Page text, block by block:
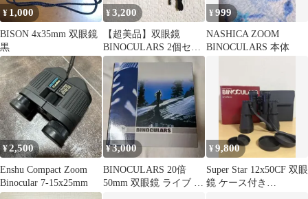
¥ 1,000
BISON 4x35mm 双眼鏡
黒
¥3,200
【超美品】双眼鏡
BINOCULARS 2個セッ
ト
¥999
NASHICA ZOOM
BINOCULARS 本体
¥2,500
Enshu Compact Zoom
Binocular 7-15x25mm
¥3,000
BINOCULARS 20倍
50mm 双眼鏡 ライブ ス
¥9,800
Super Star 12x50CF 双眼
鏡 ケース付き